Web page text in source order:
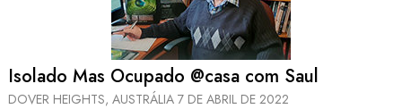
Isolado Mas Ocupado @casa com Saul
DOVER HEIGHTS, AUSTRÁLIA 7 DE ABRIL DE 2022